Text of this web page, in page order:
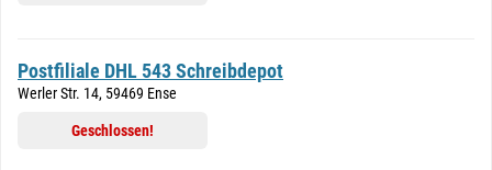
Postfiliale DHL 543 Schreibdepot
Werler Str. 14, 59469 Ense
Geschlossen!